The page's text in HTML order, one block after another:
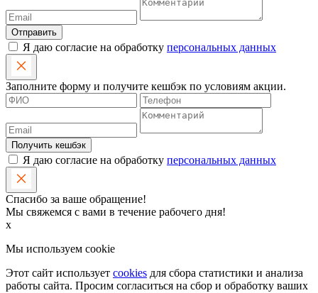
Отправить
Я даю согласие на обработку персональных данных
Заполните форму и получите кешбэк по условиям акции.
Получить кешбэк
Я даю согласие на обработку персональных данных
Спасибо за ваше обращение!
Мы свяжемся с вами в течение рабочего дня!
x
Мы используем cookie
Этот сайт использует cookies для сбора статистики и анализа
работы сайта. Просим согласиться на сбор и обработку ваших